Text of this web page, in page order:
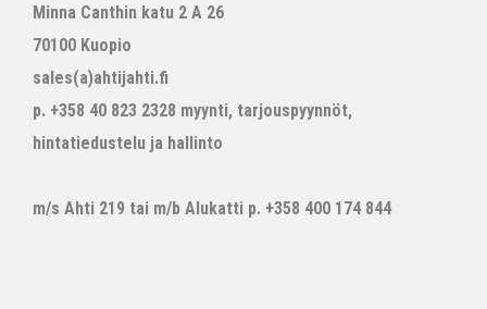
Minna Canthin katu 2 A 26
70100 Kuopio
sales(a)ahtijahti.fi
p. +358 40 823 2328 myynti, tarjouspyynnöt,
hintatiedustelu ja hallinto
m/s Ahti 219 tai m/b Alukatti p. +358 400 174 844